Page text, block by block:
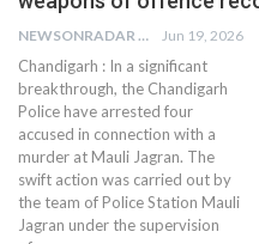
NEWSONRADAR BUREAU Jun 19, 2026
Chandigarh : In a significant
breakthrough, the Chandigarh
Police have arrested four
accused in connection with a
murder at Mauli Jagran. The
swift action was carried out by
the team of Police Station Mauli
Jagran under the supervision